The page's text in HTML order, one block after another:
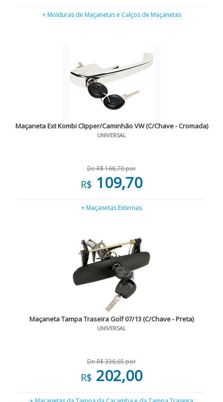
+ Molduras de Maçanetas e Calços de Maçanetas
Maçaneta Ext Kombi Clipper/Caminhão VW (C/Chave - Cromada)
UNIVERSAL
De R$ 168,70 por
R$ 109,70
+ Maçanetas Externas
Maçaneta Tampa Traseira Golf 07/13 (C/Chave - Preta)
UNIVERSAL
De R$ 336,65 por
R$ 202,00